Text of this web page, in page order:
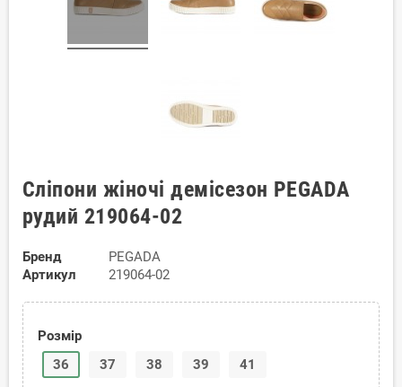
Сліпони жіночі демісезон PEGADA
рудий 219064-02
Бренд
PEGADA
Артикул
219064-02
Розмір
36
37 38 39 41